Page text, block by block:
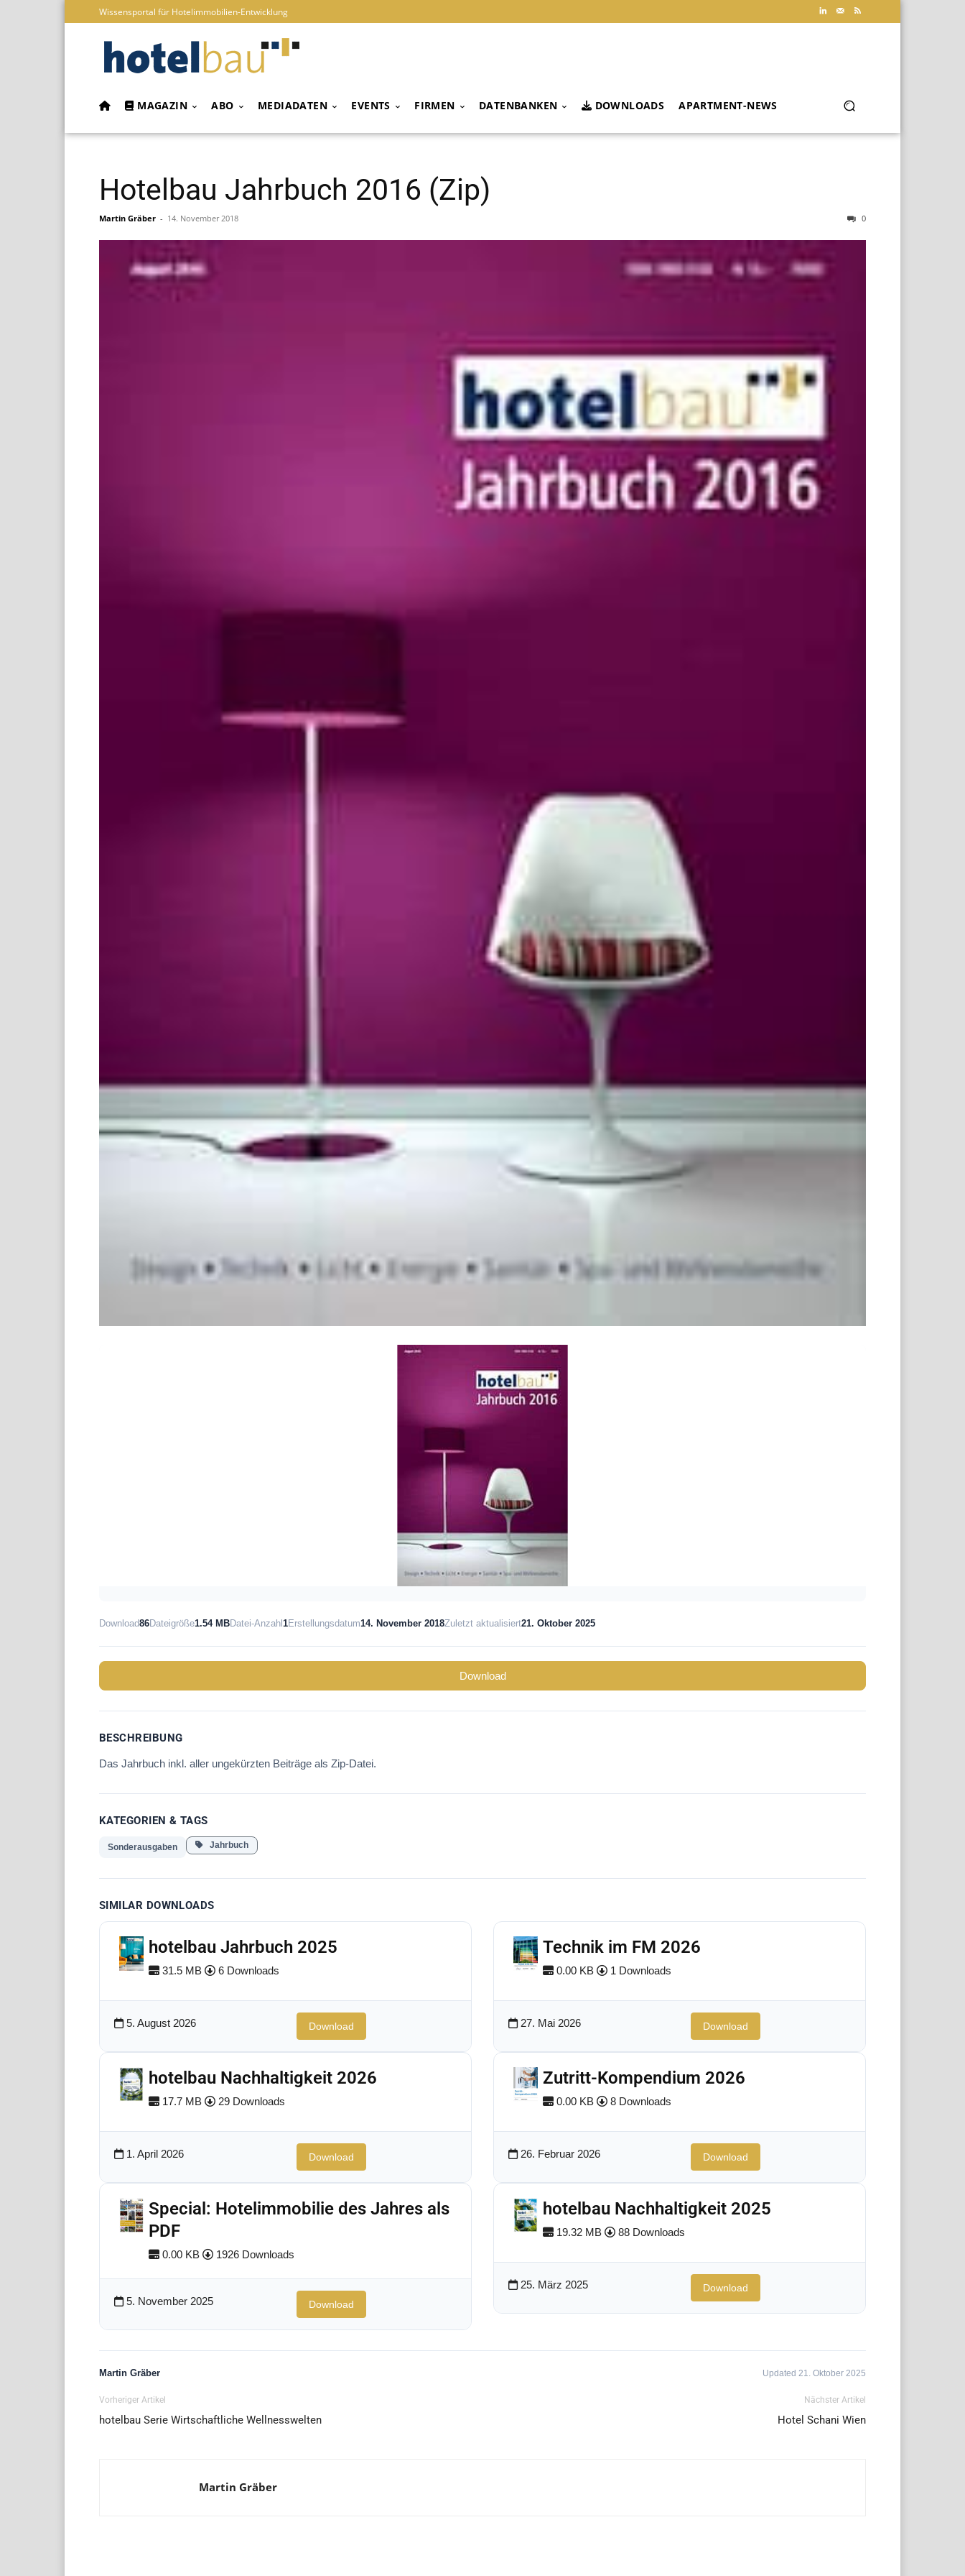
Wissensportal für Hotelimmobilien-Entwicklung
MAGAZIN ABO MEDIADATEN EVENTS FIRMEN DATENBANKEN DOWNLOADS APARTMENT-NEWS
Hotelbau Jahrbuch 2016 (Zip)
Martin Gräber - 14. November 2018 0
Download86Dateigröße1.54 MBDatei-Anzahl 1Erstellungsdatum14. November 2018Zuletzt aktualisiert21. Oktober 2025
Download
BESCHREIBUNG
Das Jahrbuch inkl. aller ungekürzten Beiträge als Zip-Datei.
KATEGORIEN & TAGS
Sonderausgaben Jahrbuch
SIMILAR DOWNLOADS
hotelbau Jahrbuch 2025
31.5 MB 6 Downloads
5. August 2026 Download
Technik im FM 2026
0.00 KB 1 Downloads
27. Mai 2026 Download
hotelbau Nachhaltigkeit 2026
17.7 MB 29 Downloads
1. April 2026 Download
Zutritt-Kompendium 2026
0.00 KB 8 Downloads
26. Februar 2026 Download
Special: Hotelimmobilie des Jahres als
PDF
0.00 KB 1926 Downloads
5. November 2025 Download
hotelbau Nachhaltigkeit 2025
19.32 MB 88 Downloads
25. März 2025 Download
Martin Gräber Updated 21. Oktober 2025
Vorheriger Artikel
hotelbau Serie Wirtschaftliche Wellnesswelten
Nächster Artikel
Hotel Schani Wien
Martin Gräber